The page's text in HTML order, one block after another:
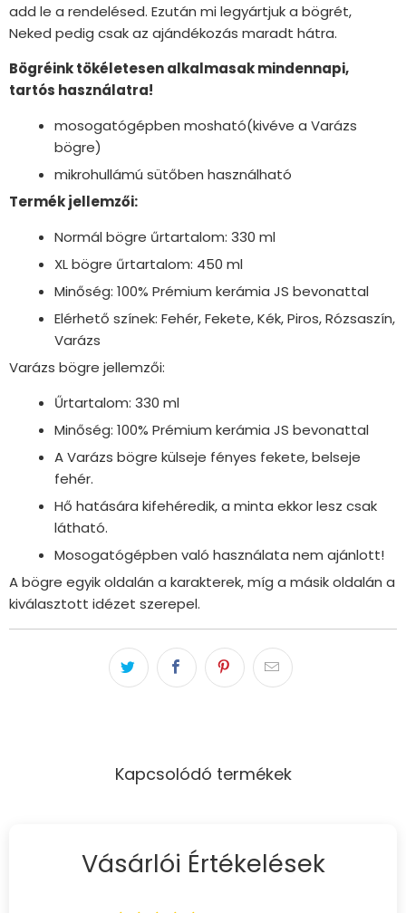
add le a rendelésed. Ezután mi legyártjuk a bögrét,
Neked pedig csak az ajándékozás maradt hátra.
Bögréink tökéletesen alkalmasak mindennapi,
tartós használatra!
mosogatógépben mosható(kivéve a Varázs
bögre)
mikrohullámú sütőben használható
Termék jellemzői:
Normál bögre űrtartalom: 330 ml
XL bögre űrtartalom: 450 ml
Minőség: 100% Prémium kerámia JS bevonattal
Elérhető színek: Fehér, Fekete, Kék, Piros, Rózsaszín,
Varázs
Varázs bögre jellemzői:
Űrtartalom: 330 ml
Minőség: 100% Prémium kerámia JS bevonattal
A Varázs bögre külseje fényes fekete, belseje
fehér.
Hő hatására kifehéredik, a minta ekkor lesz csak
látható.
Mosogatógépben való használata nem ajánlott!
A bögre egyik oldalán a karakterek, míg a másik oldalán a
kiválasztott idézet szerepel.
Kapcsolódó termékek
Vásárlói Értékelések